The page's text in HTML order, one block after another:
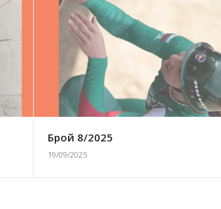
Брой 8/2025
19/09/2025